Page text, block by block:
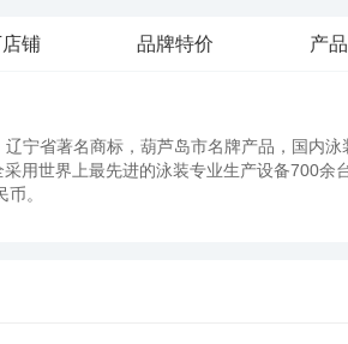
铺 品牌特价 产
宁省著名商标，葫芦岛市名牌产品，国内
用世界上最先进的泳装专业生产设备700余
。